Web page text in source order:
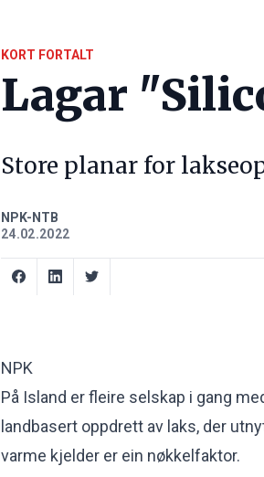
KORT FORTALT
Lagar
Store planar for
NPK-NTB
24.02.2022
NPK
På Island er fleire selskap i gang
landbasert oppdrett av laks, der
varme kjelder er ein nøkkelfaktor.